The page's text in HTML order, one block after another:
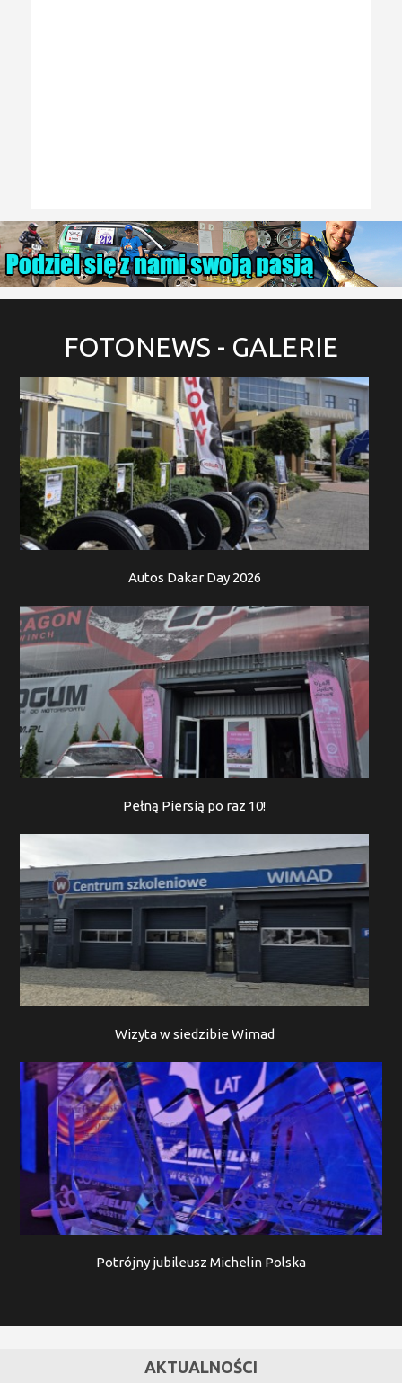
FOTONEWS - GALERIE
Autos Dakar Day 2026
Pełną Piersią po raz 10!
Wizyta w siedzibie Wimad
Potrójny jubileusz Michelin Polska
AKTUALNOŚCI